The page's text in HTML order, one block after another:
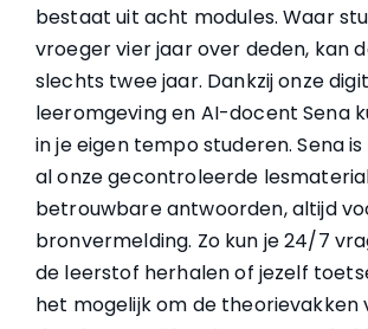
bestaat uit acht modules. Waar
vroeger vier jaar over deden, kan
slechts twee jaar. Dankzij onze
leeromgeving en AI-docent Sena
in je eigen tempo studeren. Sena
al onze gecontroleerde
betrouwbare antwoorden, altijd
bronvermelding. Zo kun je 24/7
de leerstof herhalen of jezelf
het mogelijk om de theorievakken